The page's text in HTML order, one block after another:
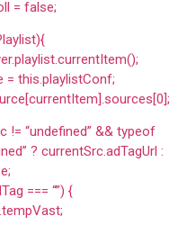
= false;
= this.playlistConf;
!= “undefined” && typeof
? currentSrc.adTagUrl :
=== “”) {